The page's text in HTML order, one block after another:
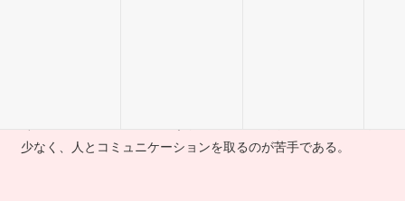
少なく、人とコミュニケーションを取るのが苦手である。